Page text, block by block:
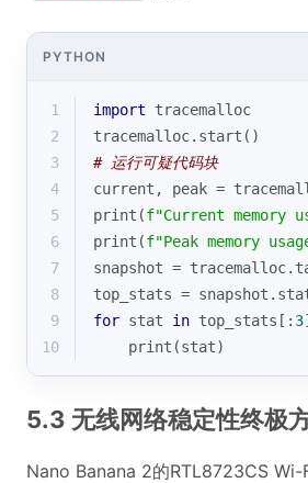
PYTHON
1 import tracemalloc
2
tracemalloc.start()
3
# 运行可疑代码块
4
current, peak =
5
print (f"Current memory
6
print (f"Peak memory
7
snapshot =
8
top_stats =
9
for stat in top_stats[: 3
10
print (stat)
5.3 无线网络稳定性终极
Nano Banana 2的RTL8723CS